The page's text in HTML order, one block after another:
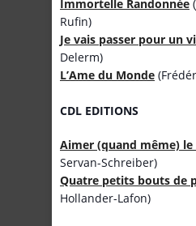
Immortelle Randonnée
Rufin)
Je vais passer pour un
Delerm)
L’Ame du Monde
CDL EDITIONS
Aimer (quand même) le
Servan-Schreiber)
Quatre petits bouts de
Hollander-Lafon)